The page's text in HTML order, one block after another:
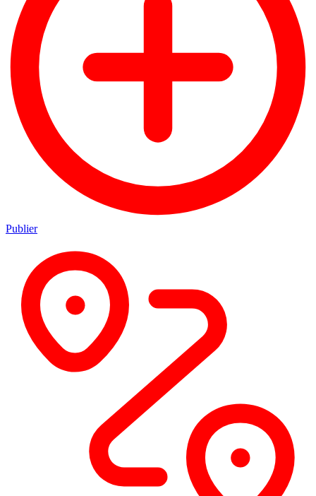
Publier